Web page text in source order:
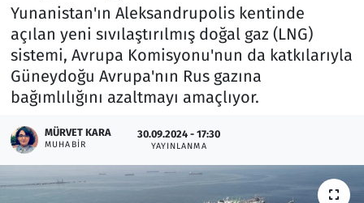
Yunanistan'ın Aleksandrupolis kentinde
açılan yeni sıvılaştırılmış doğal gaz (LNG)
sistemi, Avrupa Komisyonu'nun da katkılarıyla
Güneydoğu Avrupa'nın Rus gazına
bağımlılığını azaltmayı amaçlıyor.
MÜRVET KARA
MUHABIR
30.09.2024 - 17:30
YAYINLANMA
Kurumsal Haberler
Lezzet Durağı
Memur ve Kamu
Otomobil
Oyun